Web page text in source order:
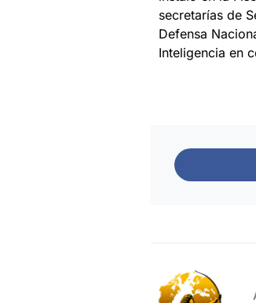
secretarías de
Defensa
Inteligencia en